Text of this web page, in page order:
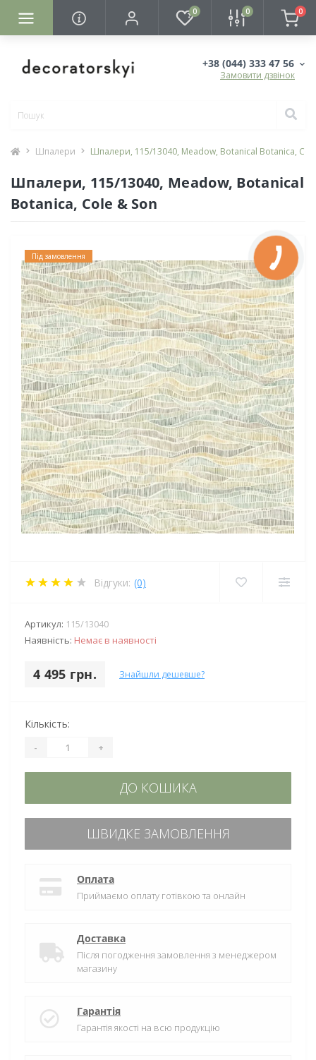
0 0 0
+38 (044) 333 47 56
Замовити дзвінок
Шпалери Шпалери, 115/13040, Meadow, Botanical Botanica,
Шпалери, 115/13040, Meadow, Botanical
Botanica, Cole & Son
Під замовлення
Відгуки: (0)
Артикул: 115/13040
Наявність: Немає в наявності
4 495 грн. Знайшли дешевше?
Кількість:
- +
ДО КОШИКА
ШВИДКЕ ЗАМОВЛЕННЯ
Оплата
Приймаємо оплату готівкою та онлайн
Доставка
Після погодження замовлення з менеджером
магазину
Гарантія
Гарантія якості на всю продукцію